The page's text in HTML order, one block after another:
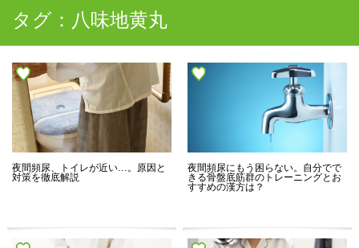
タグ：八味地黄丸
夜間頻尿、トイレが近い…。原因と
対策を徹底解説
夜間頻尿にもう困らない。自分でで
きる骨盤底筋群のトレーニングとお
すすめの漢方は？